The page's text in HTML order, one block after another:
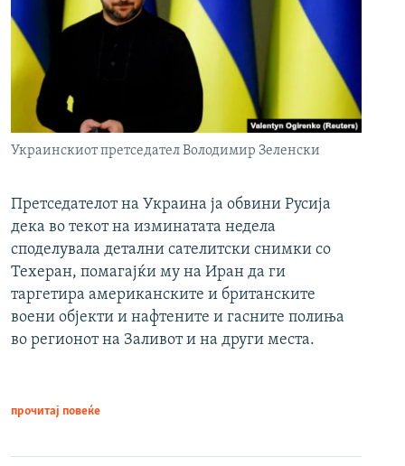
Украинскиот претседател Володимир Зеленски
Претседателот на Украина ја обвини Русија
дека во текот на изминатата недела
споделувала детални сателитски снимки со
Техеран, помагајќи му на Иран да ги
таргетира американските и британските
воени објекти и нафтените и гасните полиња
во регионот на Заливот и на други места.
прочитај повеќе